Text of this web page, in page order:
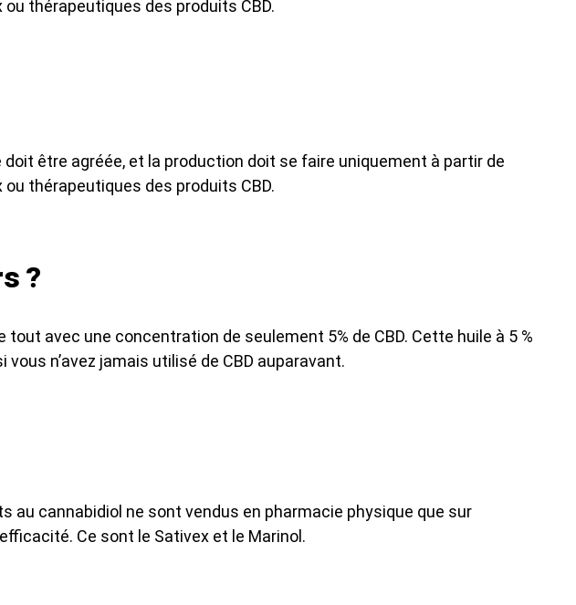
thérapeutiques des produits CBD.
être agréée, et la production doit se faire uniquement à partir de
thérapeutiques des produits CBD.
?
avec une concentration de seulement 5% de CBD. Cette huile à 5 %
n’avez jamais utilisé de CBD auparavant.
au cannabidiol ne sont vendus en pharmacie physique que sur
Ce sont le Sativex et le Marinol.